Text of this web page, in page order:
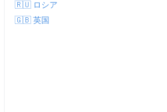
🇷🇺 ロシア
🇬🇧 英国